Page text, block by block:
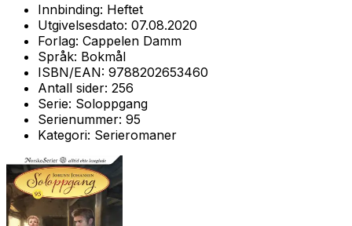
Innbinding: Heftet
Utgivelsesdato: 07.08.2020
Forlag: Cappelen Damm
Språk: Bokmål
ISBN/EAN: 9788202653460
Antall sider: 256
Serie: Soloppgang
Serienummer: 95
Kategori: Serieromaner